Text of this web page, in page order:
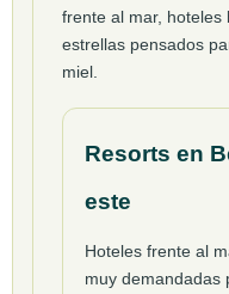
frente al mar, hoteles
estrellas pensados
miel.
Resorts en
este
Hoteles frente al
muy demandadas